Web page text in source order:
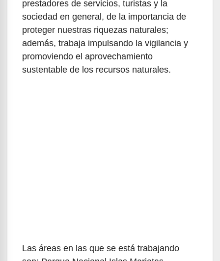
prestadores de servicios, turistas y la
sociedad en general, de la importancia de
proteger nuestras riquezas naturales;
además, trabaja impulsando la vigilancia y
promoviendo el aprovechamiento
sustentable de los recursos naturales.
Las áreas en las que se está trabajando